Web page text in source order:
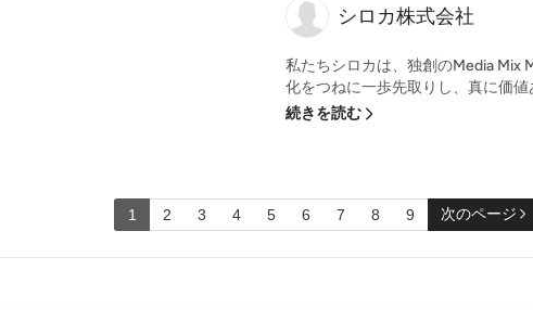
シロカ株式会社
私たちシロカは、独創のMedia Mix
化をつねに一歩先取りし、真に価
続きを読む
1 2 3 4 5 6 7 8 9 次のページ